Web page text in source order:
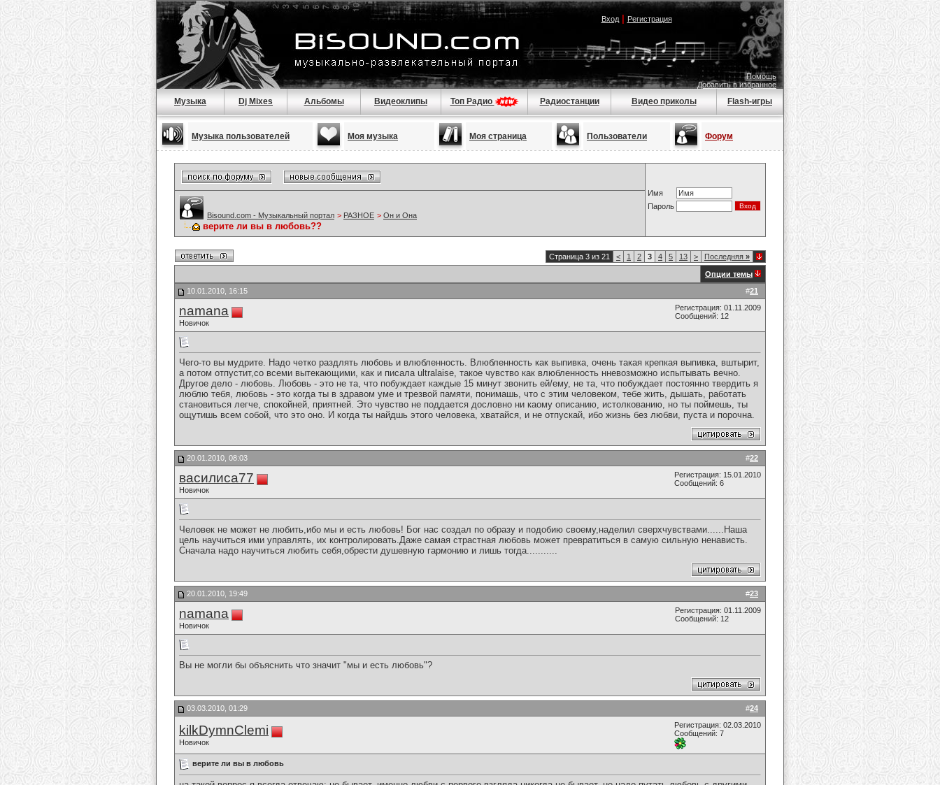
Вход| Регистрация
Помощь
Добавить в избранное
Музыка Dj Mixes Альбомы Видеоклипы Топ Радио Радиостанции Видео приколы Flash-игры
Музыка пользователей Моя музыка Моя страница Пользователи Форум
Имя
Пароль
Bisound.com - Музыкальный портал > РАЗНОЕ > Он и Она
верите ли вы в любовь??
Страница 3 из 21 < 1 2 3 4 5 13 > Последняя »
Опции темы
#21
10.01.2010, 16:15
namana
Новичок
Регистрация: 01.11.2009
Сообщений: 12
Чего-то вы мудрите. Надо четко раздлять любовь и влюбленность. Влюбленность как выпивка, очень такая крепкая выпивка, вштырит,
а потом отпустит,со всеми вытекающими, как и писала ultralaise, такое чувство как влюбленность нневозможно испытывать вечно.
Другое дело - любовь. Любовь - это не та, что побуждает каждые 15 минут звонить ей/ему, не та, что побуждает постоянно твердить я
люблю тебя, любовь - это когда ты в здравом уме и трезвой памяти, понимашь, что с этим человеком, тебе жить, дышать, работать
становиться легче, спокойней, приятней. Это чувство не поддается дословно ни каому описанию, истолкованию, но ты поймешь, ты
ощутишь всем собой, что это оно. И когда ты найдшь этого человека, хватайся, и не отпускай, ибо жизнь без любви, пуста и порочна.
#22
20.01.2010, 08:03
василиса77
Новичок
Регистрация: 15.01.2010
Сообщений: 6
Человек не может не любить,ибо мы и есть любовь! Бог нас создал по образу и подобию своему,наделил сверхчувствами......Наша
цель научиться ими управлять, их контролировать.Даже самая страстная любовь может превратиться в самую сильную ненависть.
Сначала надо научиться любить себя,обрести душевную гармонию и лишь тогда...........
#23
20.01.2010, 19:49
namana
Новичок
Регистрация: 01.11.2009
Сообщений: 12
Вы не могли бы объяснить что значит "мы и есть любовь"?
#24
03.03.2010, 01:29
kilkDymnClemi
Новичок
Регистрация: 02.03.2010
Сообщений: 7
верите ли вы в любовь